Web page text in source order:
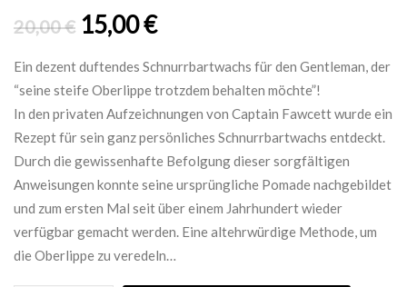
20,00€ Ursprünglicher Preis war:
15,00€Aktueller Preis ist:
Ein dezent duftendes Schnurrbartwachs für den Gentleman, der
“seine steife Oberlippe trotzdem behalten möchte”!
In den privaten Aufzeichnungen von Captain Fawcett wurde ein
Rezept für sein ganz persönliches Schnurrbartwachs entdeckt.
Durch die gewissenhafte Befolgung dieser sorgfältigen
Anweisungen konnte seine ursprüngliche Pomade nachgebildet
und zum ersten Mal seit über einem Jahrhundert wieder
verfügbar gemacht werden. Eine altehrwürdige Methode, um
die Oberlippe zu veredeln…